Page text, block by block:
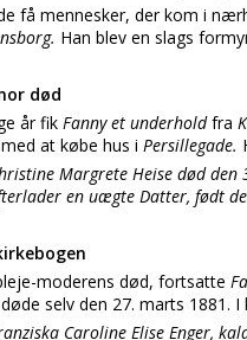
få mennesker, der kom i
Han blev en slags
død
år fik Fanny et underholdfra
med at købe hus i Persillegade.
Margrete Heise død
en uægte Datter, født
moderens død, fortsatte
døde selv den 27. marts 1881. I
Caroline Elise Enger,